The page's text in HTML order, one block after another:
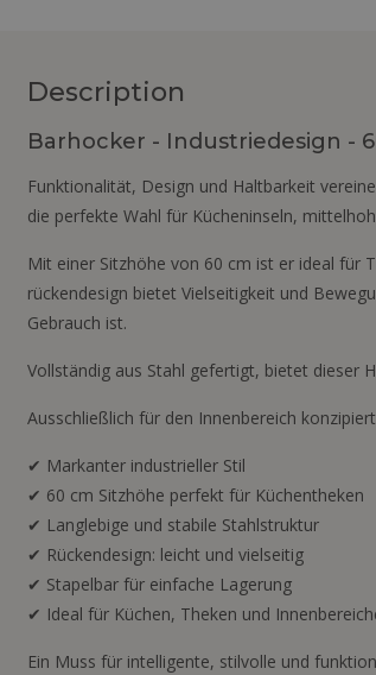
Description
Barhocker - Industriedesign -
Funktionalität, Design und Haltbarkeit
die perfekte Wahl für Kücheninseln,
Mit einer Sitzhöhe von 60 cm ist er ideal für
rückendesign bietet Vielseitigkeit und
Gebrauch ist.
Vollständig aus Stahl gefertigt, bietet dieser
Ausschließlich für den Innenbereich
✔ Markanter industrieller Stil
✔ 60 cm Sitzhöhe perfekt für Küchentheken
✔ Langlebige und stabile Stahlstruktur
✔ Rückendesign: leicht und vielseitig
✔ Stapelbar für einfache Lagerung
✔ Ideal für Küchen, Theken und
Ein Muss für intelligente, stilvolle und